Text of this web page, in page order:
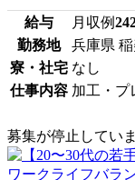
給与 月収例
勤務地
兵庫県
寮・社宅 なし
仕事内容 加工・プ
募集が停止してい